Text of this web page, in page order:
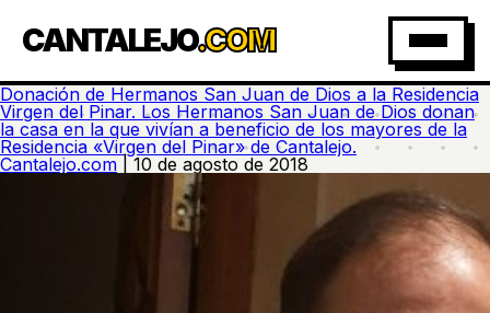
CANTALEJO.COM
Donación de Hermanos San Juan de Dios a la Residencia
Virgen del Pinar. Los Hermanos San Juan de Dios donan
la casa en la que vivían a beneficio de los mayores de la
Residencia «Virgen del Pinar» de Cantalejo.
Cantalejo.com
10 de agosto de 2018